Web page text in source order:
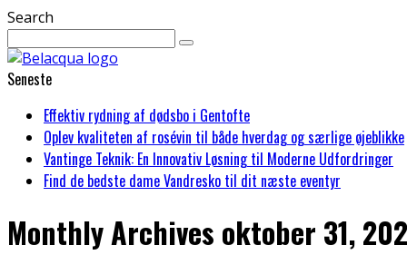
Search
Seneste
Effektiv rydning af dødsbo i Gentofte
Oplev kvaliteten af rosévin til både hverdag og særlige øjeblikke
Vantinge Teknik: En Innovativ Løsning til Moderne Udfordringer
Find de bedste dame Vandresko til dit næste eventyr
Monthly Archives oktober 31,